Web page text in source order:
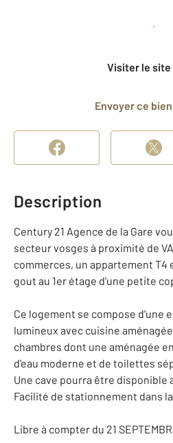
Visiter le
Envoyer ce
Description
Century 21 Agence de la Gare
secteur vosges à proximité de
commerces, un appartement
gout au 1er étage d'une petite
Ce logement se compose d'une
lumineux avec cuisine
chambres dont une aménagée
d'eau moderne et de toilettes
Une cave pourra être disponible
Facilité de stationnement dans
Libre à compter du 21